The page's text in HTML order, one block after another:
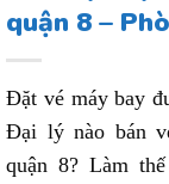
quận 8 –
Đặt vé máy bay
Đại lý nào bán
quận 8? Làm